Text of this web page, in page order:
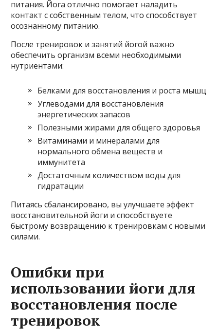
питания. Йога отлично помогает наладить
контакт с собственным телом, что способствует
осознанному питанию.
После тренировок и занятий йогой важно
обеспечить организм всеми необходимыми
нутриентами:
Белками для восстановления и роста мышц
Углеводами для восстановления
энергетических запасов
Полезными жирами для общего здоровья
Витаминами и минералами для
нормального обмена веществ и
иммунитета
Достаточным количеством воды для
гидратации
Питаясь сбалансировано, вы улучшаете эффект
восстановительной йоги и способствуете
быстрому возвращению к тренировкам с новыми
силами.
Ошибки при
использовании йоги для
восстановления после
тренировок